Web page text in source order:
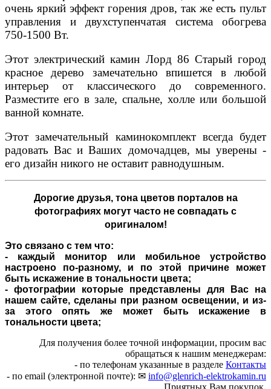
очень яркий эффект горения дров, так же есть пульт
управления и двухступенчатая система обогрева
750-1500 Вт.
Этот электрический камин Лорд 86 Старый город
красное дерево замечательно впишется в любой
интерьер от классического до современного.
Разместите его в зале, спальне, холле или большой
ванной комнате.
Этот замечательный каминокомплект всегда будет
радовать Вас и Ваших домочадцев, мы уверены -
его дизайн никого не оставит равнодушным.
Дорогие друзья,тона цветов порталов на
фотографиях могут часто не совпадать с
оригиналом!
Это связано с тем что:
- каждый монитор или мобильное устройство
настроено по-разному, и по этой причине может
быть искажение в тональности цвета;
- фотографии которые представлены для Вас на
нашем сайте, сделаны при разном освещении, и из-
за этого опять же может быть искажение в
тональности цвета;
Для получения более точной информации, просим вас
обращаться к нашим менеджерам:
- по телефонам указанные в разделе Контакты
- по email (электронной почте): ✉ info@glenrich-elektrokamin.ru
Приятных Вам покупок.